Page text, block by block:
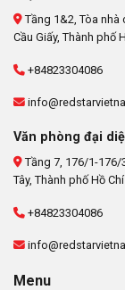
Tầng 1&2, Tòa nhà
Cầu Giấy, Thành phố
+84823304086
Văn phòng đại
Tầng 7, 176/1-
Tây, Thành phố Hồ
+84823304086
Menu